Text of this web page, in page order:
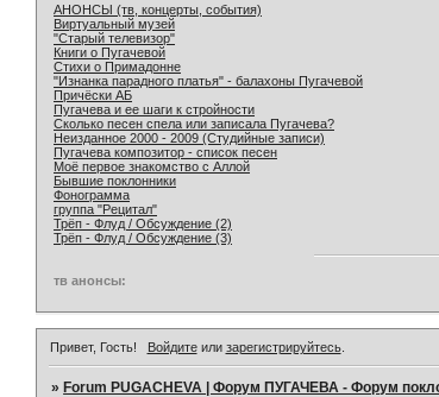
АНОНСЫ (тв, концерты, события)
Виртуальный музей
"Старый телевизор"
Книги о Пугачевой
Стихи о Примадонне
"Изнанка парадного платья" - балахоны Пугачевой
Причёски АБ
Пугачева и ее шаги к стройности
Сколько песен спела или записала Пугачева?
Неизданное 2000 - 2009 (Студийные записи)
Пугачева композитор - список песен
Моё первое знакомство с Аллой
Бывшие поклонники
Фонограмма
группа "Рецитал"
Трёп - Флуд / Обсуждение (2)
Трёп - Флуд / Обсуждение (3)
тв анонсы:
Привет, Гость! Войдитеили зарегистрируйтесь.
»Forum PUGACHEVA | Форум ПУГАЧЕВА - Форум